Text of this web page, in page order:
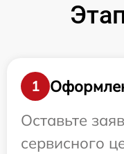
1
Оставьте
сервисного